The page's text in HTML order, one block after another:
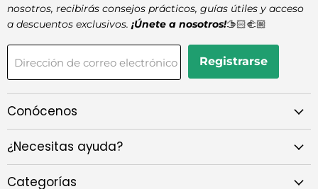
nosotros, recibirás consejos prácticos, guías útiles y acceso
a descuentos exclusivos. ¡Únete a nosotros!🫱🏻‍🫲🏼
Dirección de correo electrónico Registrarse
Conócenos
¿Necesitas ayuda?
Categorías